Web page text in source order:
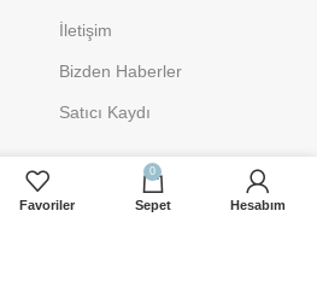
İletişim
Bizden Haberler
Satıcı Kaydı
Favoriler
0
Sepet Hesabım